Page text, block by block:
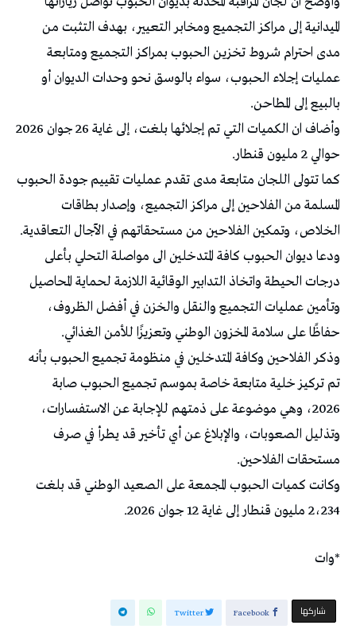
الميدانية إلى مراكز التجميع ومخابر التعيير، بهدف التثبت من
مدى احترام شروط تخزين الحبوب بمراكز التجميع ومتابعة
عمليات إجلاء الحبوب، سواء بالوسق نحو وحدات الديوان أو
بالبيع إلى المطاحن.
وأضاف ان الكميات التي تم إجلائها بلغت، إلى غاية 26 جوان 2026
حوالي 2 مليون قنطار.
كما تتولى اللجان متابعة مدى تقدم عمليات تقييم جودة الحبوب
المسلمة من الفلاحين إلى مراكز التجميع، وإصدار بطاقات
الخلاص، وتمكين الفلاحين من مستحقاتهم في الآجال التعاقدية.
ودعا ديوان الحبوب كافة المتدخلين الى مواصلة التحلي بأعلى
درجات الحيطة واتخاذ التدابير الوقائية اللازمة لحماية المحاصيل
وتأمين عمليات التجميع والنقل والخزن في أفضل الظروف،
حفاظًا على سلامة المخزون الوطني وتعزيزًا للأمن الغذائي.
وذكر الفلاحين وكافة المتدخلين في منظومة تجميع الحبوب بأنه
تم تركيز خلية متابعة خاصة بموسم تجميع الحبوب صابة
2026، وهي موضوعة على ذمتهم للإجابة عن الاستفسارات،
وتذليل الصعوبات، والإبلاغ عن أي تأخير قد يطرأ في صرف
مستحقات الفلاحين.
وكانت كميات الحبوب المجمعة على الصعيد الوطني قد بلغت
2،234 مليون قنطار إلى غاية 12 جوان 2026.
*وات
‫‫ شاركها‬ Facebook
Twitter